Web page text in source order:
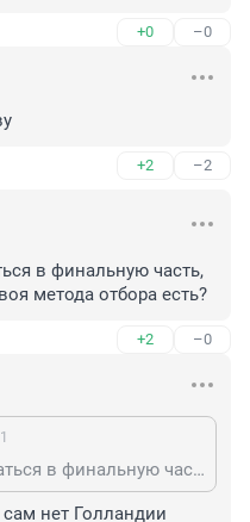
+0 –0
+2 –2
в финальную часть,
метода отбора есть?
+2 –0
Ну как-бы кто смог отобраться в финальную часть, тот и приедет. Или у тебя своя метода отбора есть?
нет Голландии